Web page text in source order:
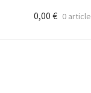
0,00 € 0 article